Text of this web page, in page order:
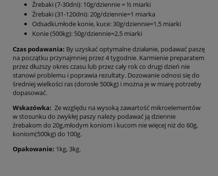
Źrebaki (7-30dni): 10g/dziennie = ½ miarki
Źrebaki (31-120dni): 20g/dziennie=1 miarka
Odsadki,młode konie, kuce: 30g/dziennie=1,5 miarki
Konie (500kg): 50g/dziennie=2,5 miarki
Czas podawania: By uzyskać optymalne działanie, podawać paszę
na początku przynajmniej przez 4 tygodnie. Karmienie preparatem
przez dłuższy okres czasu lub przez cały rok co drugi dzień nie
stanowi problemu i poprawia rezultaty. Dozowanie odnosi się do
średniej wielkości ras (dorosłe 500kg) i można je w miarę potrzeby
dopasować.
Wskazówka: Ze względu na wysoką zawartość mikroelementów
w stosunku do zwykłej paszy należy podawać ją dziennie
źrebakom do 20g,młodym koniom i kucom nie więcej niż do 60g,
koniom(500kg) do 100g.
Opakowanie: 1kg, 3kg.